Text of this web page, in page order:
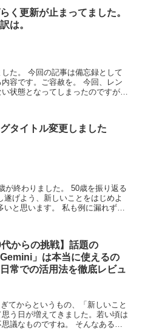
く更新が止まってました。
は。
た。 今回の記事は備忘録として
。ご容赦を。 今回、レン
状態となってしまったのですが、
タイトル変更しました
代からの挑戦】話題の
」は本当に使えるの
常での活用法を徹底レビュ
てからというもの、「新しいこと
う日が増えてきました。若い頃は
のですね。 そんなある